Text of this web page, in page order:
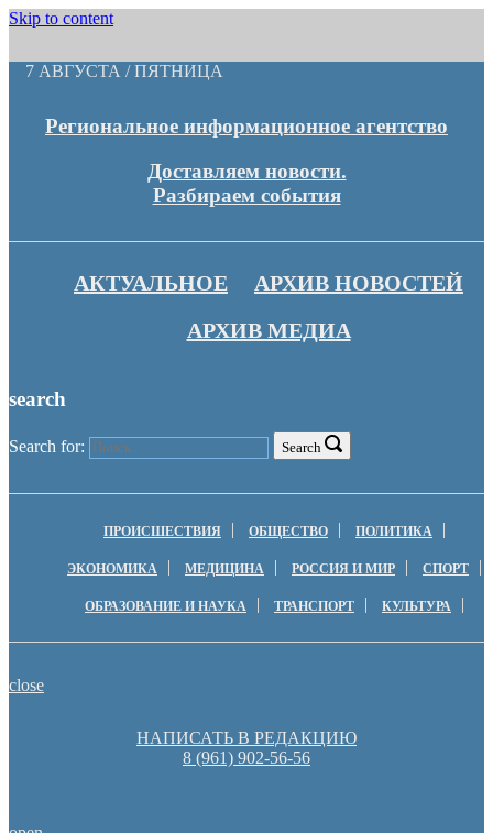
Skip to content
7 АВГУСТА / ПЯТНИЦА
Региональное информационное агентство
Доставляем новости.
Разбираем события
АКТУАЛЬНОЕ
АРХИВ НОВОСТЕЙ
АРХИВ МЕДИА
search
Search for: Search
ПРОИСШЕСТВИЯ ОБЩЕСТВО ПОЛИТИКА
ЭКОНОМИКА МЕДИЦИНА РОССИЯ И МИР СПОРТ
ОБРАЗОВАНИЕ И НАУКА ТРАНСПОРТ КУЛЬТУРА
close
НАПИСАТЬ В РЕДАКЦИЮ
8 (961) 902-56-56